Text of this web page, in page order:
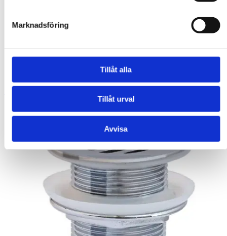
Marknadsföring
Tillåt alla
Tillåt urval
Avvisa
SILVENTIL MASSIV - KROM